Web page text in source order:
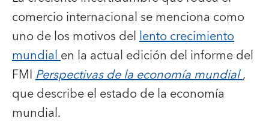
comercio internacional se menciona como
uno de los motivos dellento crecimiento
mundialen la actual edición del informe del
FMIPerspectivas de la economía mundial,
que describe el estado de la economía
mundial.